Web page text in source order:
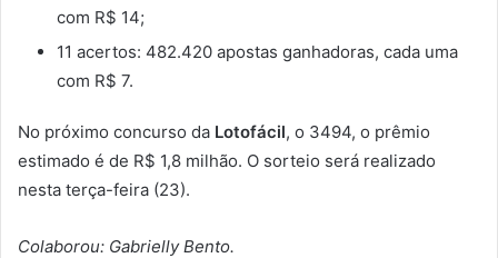
com R$ 14;
11 acertos: 482.420 apostas ganhadoras, cada uma
com R$ 7.
No próximo concurso da Lotofácil, o 3494, o prêmio
estimado é de R$ 1,8 milhão. O sorteio será realizado
nesta terça-feira (23).
Colaborou: Gabrielly Bento.